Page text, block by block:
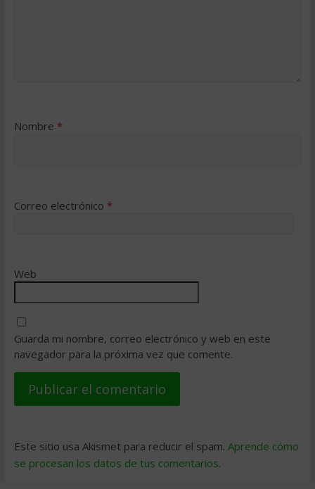
Nombre *
Correo electrónico *
Web
Guarda mi nombre, correo electrónico y web en este
navegador para la próxima vez que comente.
Este sitio usa Akismet para reducir el spam. Aprende cómo
se procesan los datos de tus comentarios.